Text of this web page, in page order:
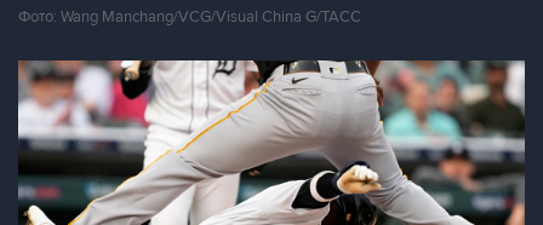
Фото: Wang Manchang/VCG/Visual China G/ТАСС